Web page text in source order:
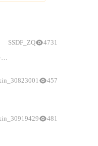
SSDF_ZQ 4731
457
481